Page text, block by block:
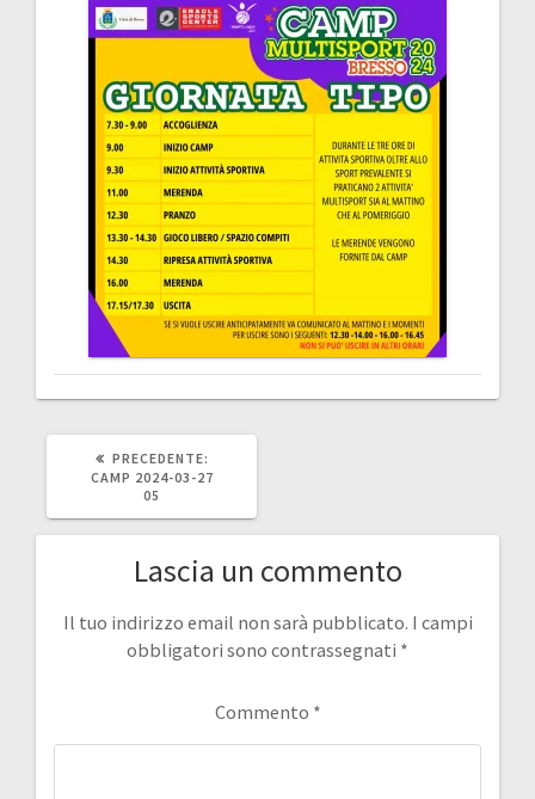
PRECEDENTE:
PRECEDENTE:
CAMP 2024-03-27
05
Lascia un commento
Il tuo indirizzo email non sarà pubblicato. I campi
obbligatori sono contrassegnati *
Commento *